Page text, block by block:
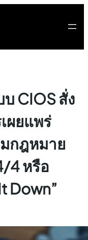
CIOS สั่ง
ผยแพร่
กฎหมาย
4 หรือ
Down”